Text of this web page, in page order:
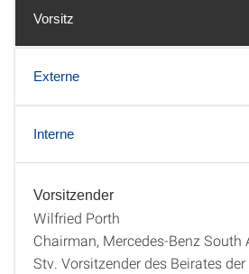
Vorsitz
Externe
Interne
Vorsitz
Vorsitzender
Wilfried Porth
Chairman, Mercedes-Benz South
Stv. Vorsitzender des Beirates